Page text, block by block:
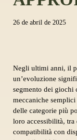
26 de abril de 2025
Negli ultimi anni, il
un’evoluzione
segmento dei giochi
meccaniche
delle categorie più
loro accessibilità,
compatibilità con